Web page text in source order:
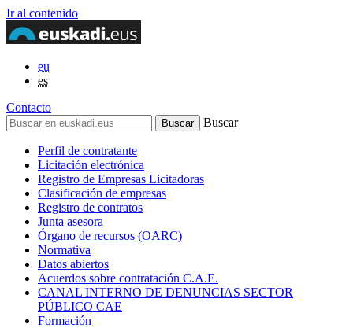
Ir al contenido
eu
es
Contacto
Buscar
Perfil de contratante
Licitación electrónica
Registro de Empresas Licitadoras
Clasificación de empresas
Registro de contratos
Junta asesora
Órgano de recursos (OARC)
Normativa
Datos abiertos
Acuerdos sobre contratación C.A.E.
CANAL INTERNO DE DENUNCIAS SECTOR
PÚBLICO CAE
Formación